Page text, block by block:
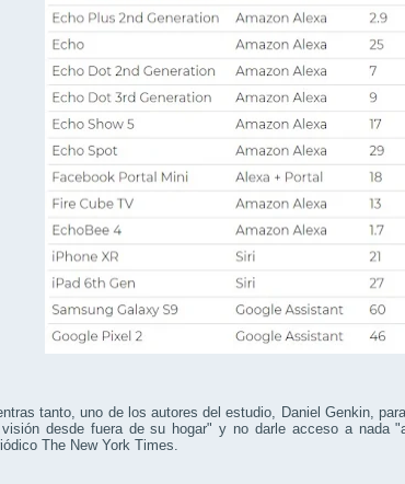
tanto, uno de los autores del estudio, Daniel Genkin,
desde fuera de su hogar" y no darle acceso a nada
The New York Times.